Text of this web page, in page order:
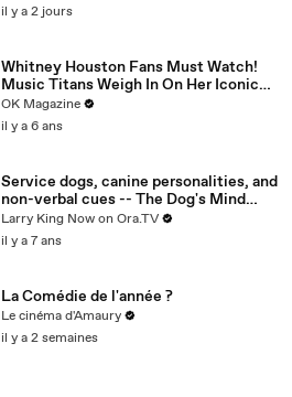
il y a 2 jours
Whitney Houston Fans Must Watch!
Music Titans Weigh In On Her Iconic
Hits In REELZ Doc
OK Magazine
il y a 6 ans
Service dogs, canine personalities, and
non-verbal cues -- The Dog's Mind
Panel answers your social media
questions
Larry King Now on Ora.TV
il y a 7 ans
La Comédie de l'année ?
Le cinéma d'Amaury
il y a 2 semaines